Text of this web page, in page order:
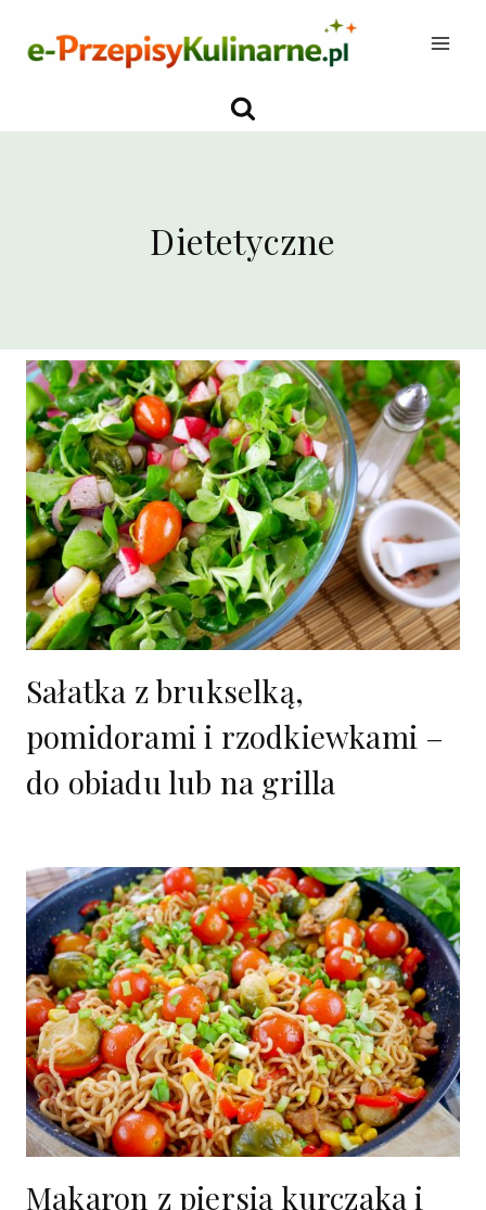
Dietetyczne
Sałatka z brukselką,
pomidorami i rzodkiewkami –
do obiadu lub na grilla
Makaron z piersią kurczaka i